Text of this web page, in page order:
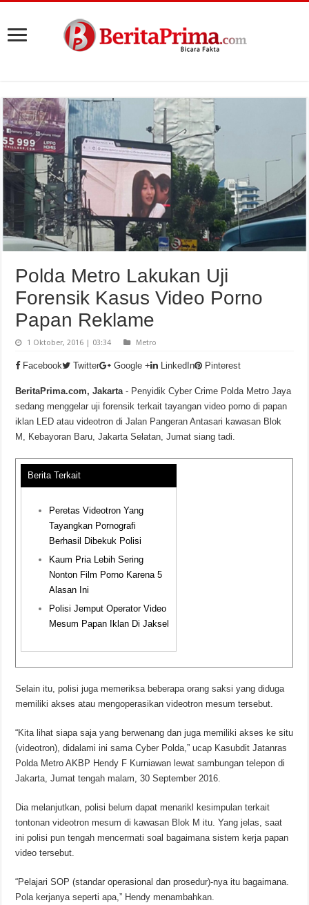
Polda Metro Lakukan Uji
Forensik Kasus Video Porno
Papan Reklame
1 Oktober, 2016 | 03:34 Metro
Facebook Twitter Google + LinkedIn Pinterest
BeritaPrima.com, Jakarta- Penyidik Cyber Crime Polda Metro Jaya
sedang menggelar uji forensik terkait tayangan video porno di papan
iklan LED atau videotron di Jalan Pangeran Antasari kawasan Blok
M, Kebayoran Baru, Jakarta Selatan, Jumat siang tadi.
Berita Terkait
Peretas Videotron Yang
Tayangkan Pornografi
Berhasil Dibekuk Polisi
Kaum Pria Lebih Sering
Nonton Film Porno Karena 5
Alasan Ini
Polisi Jemput Operator Video
Mesum Papan Iklan Di Jaksel
Selain itu, polisi juga memeriksa beberapa orang saksi yang diduga
memiliki akses atau mengoperasikan videotron mesum tersebut.
“Kita lihat siapa saja yang berwenang dan juga memiliki akses ke situ
(videotron), didalami ini sama Cyber Polda,” ucap Kasubdit Jatanras
Polda Metro AKBP Hendy F Kurniawan lewat sambungan telepon di
Jakarta, Jumat tengah malam, 30 September 2016.
Dia melanjutkan, polisi belum dapat menarikl kesimpulan terkait
tontonan videotron mesum di kawasan Blok M itu. Yang jelas, saat
ini polisi pun tengah mencermati soal bagaimana sistem kerja papan
video tersebut.
“Pelajari SOP (standar operasional dan prosedur)-nya itu bagaimana.
Pola kerjanya seperti apa,” Hendy menambahkan.